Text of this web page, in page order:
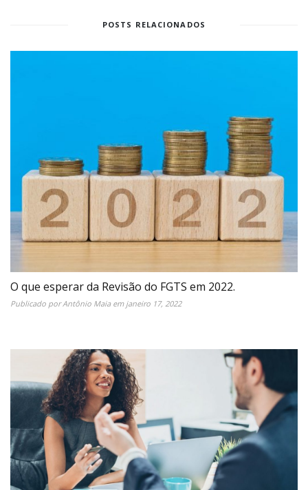
POSTS RELACIONADOS
O que esperar da Revisão do FGTS em 2022.
Publicado porAntônio Maiaem janeiro 17, 2022